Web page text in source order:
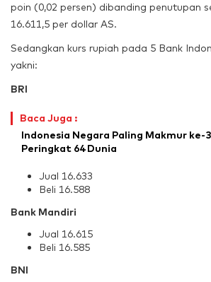
poin (0,02 persen) dibanding penutupan
16.611,5 per dollar AS.
Sedangkan kurs rupiah pada 5 Bank
yakni:
BRI
Baca Juga :
Indonesia Negara Paling Makmur ke-3
Peringkat 64 Dunia
Jual 16.633
Beli 16.588
Bank Mandiri
Jual 16.615
Beli 16.585
BNI